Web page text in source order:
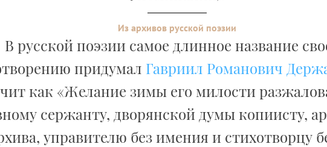
Из архивов русской поэзии
В русской поэзии самое длинное название
придумал Гавриил Романович
как «Желание зимы его милости
сержанту, дворянской думы копиисту,
управителю без имения и стихотворцу